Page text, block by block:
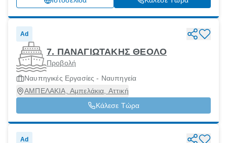
Ad
7. ΠΑΝΑΓΙΩΤΑΚΗΣ ΘΕΟΛΟ
Προβολή
Ναυπηγικές Εργασίες - Ναυπηγεία
ΑΜΠΕΛΑΚΙΑ, Αμπελάκια, Αττική
Κάλεσε Τώρα
Ad